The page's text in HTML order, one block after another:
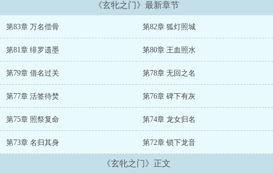
《玄牝之门》最新章节
第83章 万名偿骨 第82章 狐灯照城
第81章 绯罗遗墨 第80章 王血照水
第79章 借名过关 第78章 无回之名
第77章 活签待焚 第76章 碑下有灰
第75章 照祭复命 第74章 龙女归名
第73章 名归其身 第72章 锁下龙音
《玄牝之门》正文